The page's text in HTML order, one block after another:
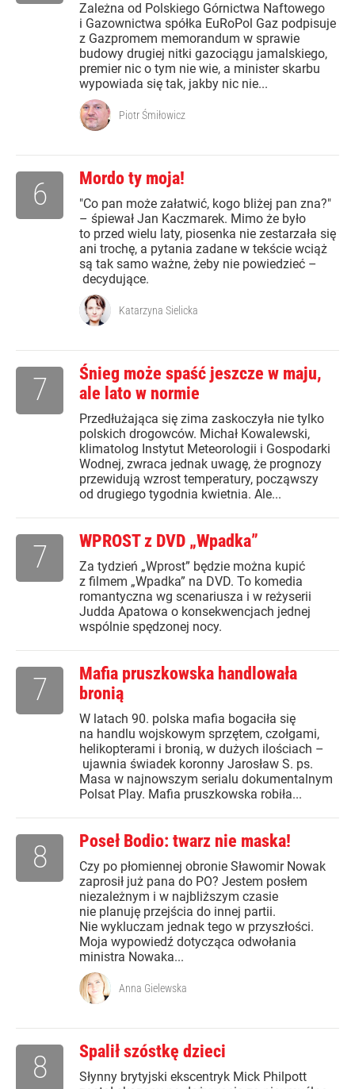
Zależna od Polskiego Górnictwa Naftowego
i Gazownictwa spółka EuRoPol Gaz podpisuje
z Gazpromem memorandum w sprawie
budowy drugiej nitki gazociągu jamalskiego,
premier nic o tym nie wie, a minister skarbu
wypowiada się tak, jakby nic nie...
Piotr Śmiłowicz
Mordo ty moja!
"Co pan może załatwić, kogo bliżej pan zna?"
– śpiewał Jan Kaczmarek. Mimo że było
to przed wielu laty, piosenka nie zestarzała się
ani trochę, a pytania zadane w tekście wciąż
są tak samo ważne, żeby nie powiedzieć –
decydujące.
6
Katarzyna Sielicka
Śnieg może spaść jeszcze w maju,
ale lato w normie
Przedłużająca się zima zaskoczyła nie tylko
polskich drogowców. Michał Kowalewski,
klimatolog Instytut Meteorologii i Gospodarki
Wodnej, zwraca jednak uwagę, że prognozy
przewidują wzrost temperatury, począwszy
od drugiego tygodnia kwietnia. Ale...
7
WPROST z DVD „Wpadka”
Za tydzień „Wprost” będzie można kupić
z filmem „Wpadka” na DVD. To komedia
romantyczna wg scenariusza i w reżyserii
Judda Apatowa o konsekwencjach jednej
wspólnie spędzonej nocy.
7
Mafia pruszkowska handlowała
bronią
W latach 90. polska mafia bogaciła się
na handlu wojskowym sprzętem, czołgami,
helikopterami i bronią, w dużych ilościach –
ujawnia świadek koronny Jarosław S. ps.
Masa w najnowszym serialu dokumentalnym
Polsat Play. Mafia pruszkowska robiła...
7
Poseł Bodio: twarz nie maska!
Czy po płomiennej obronie Sławomir Nowak
zaprosił już pana do PO? Jestem posłem
niezależnym i w najbliższym czasie
nie planuję przejścia do innej partii.
Nie wykluczam jednak tego w przyszłości.
Moja wypowiedź dotycząca odwołania
ministra Nowaka...
8
Anna Gielewska
Spalił szóstkę dzieci
Słynny brytyjski ekscentryk Mick Philpott
8